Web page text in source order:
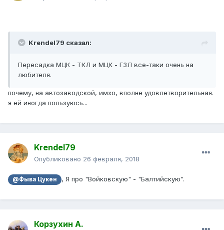
Krendel79 сказал:
Пересадка МЦК - ТКЛ и МЦК - ГЗЛ все-таки очень на
любителя.
почему, на автозаводской, имхо, вполне удовлетворительная.
я ей иногда пользуюсь...
Krendel79
Опубликовано 26 февраля, 2018
@Фыва Цукен , Я про "Войковскую" - "Балтийскую".
Корзухин А.